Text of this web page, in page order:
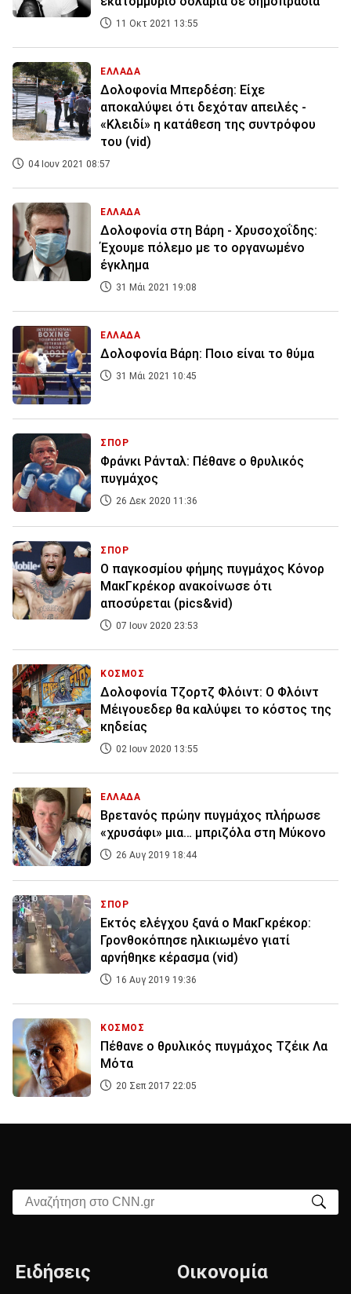
11 Οκτ 2021 13:55
ΕΛΛΑΔΑ
Δολοφονία Μπερδέση: Είχε
αποκαλύψει ότι δεχόταν απειλές -
«Κλειδί» η κατάθεση της συντρόφου
του (vid)
04 Ιουν 2021 08:57
ΕΛΛΑΔΑ
Δολοφονία στη Βάρη - Χρυσοχοΐδης:
Έχουμε πόλεμο με το οργανωμένο
έγκλημα
31 Μάι 2021 19:08
ΕΛΛΑΔΑ
Δολοφονία Βάρη: Ποιο είναι το θύμα
31 Μάι 2021 10:45
ΣΠΟΡ
Φράνκι Ράνταλ: Πέθανε ο θρυλικός
πυγμάχος
26 Δεκ 2020 11:36
ΣΠΟΡ
Ο παγκοσμίου φήμης πυγμάχος Κόνορ
ΜακΓκρέκορ ανακοίνωσε ότι
αποσύρεται (pics&vid)
07 Ιουν 2020 23:53
ΚΟΣΜΟΣ
Δολοφονία Τζορτζ Φλόιντ: Ο Φλόιντ
Μέιγουεδερ θα καλύψει το κόστος της
κηδείας
02 Ιουν 2020 13:55
ΕΛΛΑΔΑ
Βρετανός πρώην πυγμάχος πλήρωσε
«χρυσάφι» μια… μπριζόλα στη Μύκονο
26 Αυγ 2019 18:44
ΣΠΟΡ
Εκτός ελέγχου ξανά ο ΜακΓκρέκορ:
Γρονθοκόπησε ηλικιωμένο γιατί
αρνήθηκε κέρασμα (vid)
16 Αυγ 2019 19:36
ΚΟΣΜΟΣ
Πέθανε ο θρυλικός πυγμάχος Τζέικ Λα
Μότα
20 Σεπ 2017 22:05
Αναζήτηση στο CNN.gr
Ειδήσεις Οικονομία